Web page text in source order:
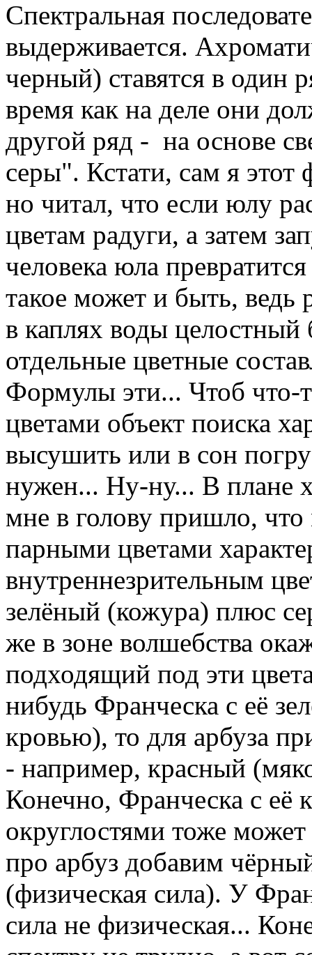
Спектральная
выдерживается.
черный) ставятся в один
время как на деле они
другой ряд - на основе
серы". Кстати, сам я
но читал, что если юлу
цветам радуги, а затем
человека юла
такое может и быть, ведь
в каплях воды целостный
отдельные цветные
Формулы эти... Чтоб что-
цветами объект поиска
высушить или в сон
нужен... Ну-ну... В плане
мне в голову пришло,
парными цветами
внутреннезрительным
зелёный (кожура) плюс
же в зоне волшебства
подходящий под эти
нибудь Франческа с её
кровью), то для арбуза
- например, красный
Конечно, Франческа с её
округлостями тоже
про арбуз добавим
(физическая сила). У
сила не физическая...